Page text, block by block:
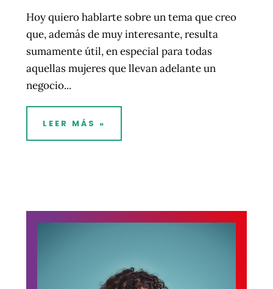
Hoy quiero hablarte sobre un tema que creo
que, además de muy interesante, resulta
sumamente útil, en especial para todas
aquellas mujeres que llevan adelante un
negocio...
LEER MÁS »